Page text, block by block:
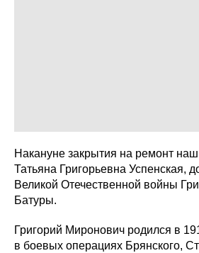
Накануне закрытия на ремонт
Татьяна Григорьевна Успенская,
Великой Отечественной войны
Батуры.
Григорий Миронович родился в
в боевых операциях Брянского,